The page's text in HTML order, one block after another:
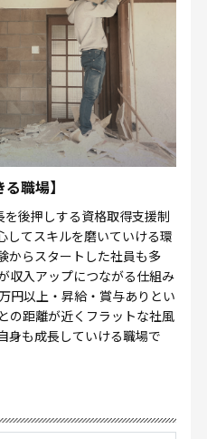
職場】
後押しする資格取得支援制
してスキルを磨いていける環
からスタートした社員も多
収入アップにつながる仕組み
円以上・昇給・賞与ありとい
の距離が近くフラットな社風
身も成長していける職場で